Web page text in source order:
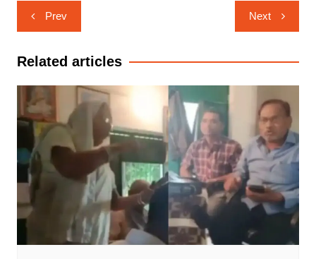
Post
navigation
Prev Next
Related articles